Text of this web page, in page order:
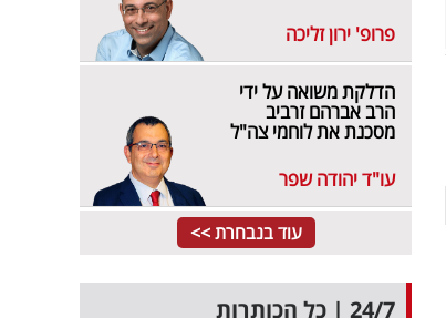
פרופ' ירון זליכה
הדלקת משואה על ידי
הרב אברהם זרביב
מסכנת את לוחמי צה"ל
עו"ד יהודה שפר
עוד בנבחרת >>
24/7 | כל הכותרות